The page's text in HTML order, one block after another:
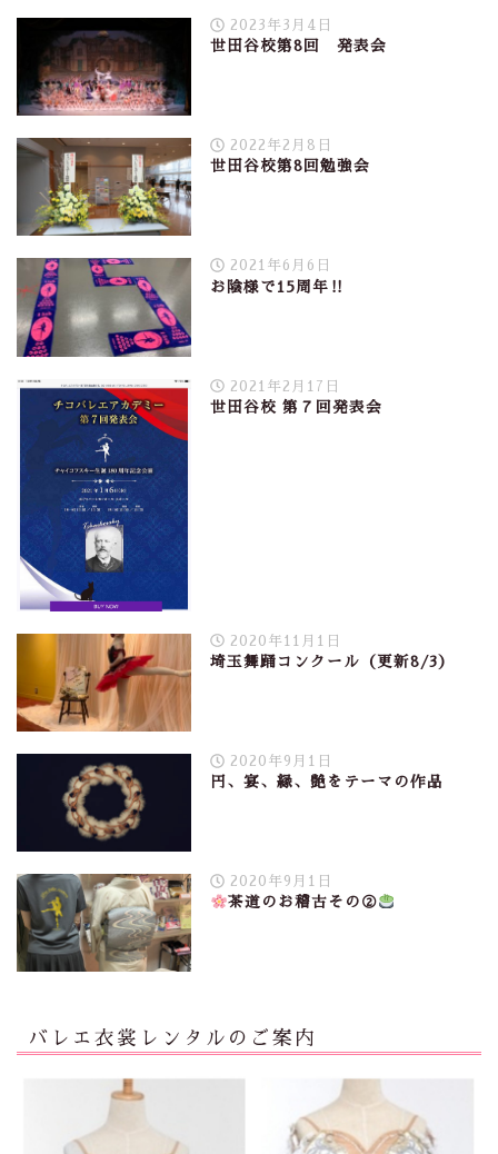
2023年3月4日
世田谷校第8回 発表会
2022年2月8日
世田谷校第8回勉強会
2021年6月6日
お陰様で15周年‼︎
2021年2月17日
世田谷校 第７回発表会
2020年11月1日
埼玉舞踊コンクール（更新8/3）
2020年9月1日
円、宴、縁、艶をテーマの作品
2020年9月1日
茶道のお稽古その②
バレエ衣裳レンタルのご案内